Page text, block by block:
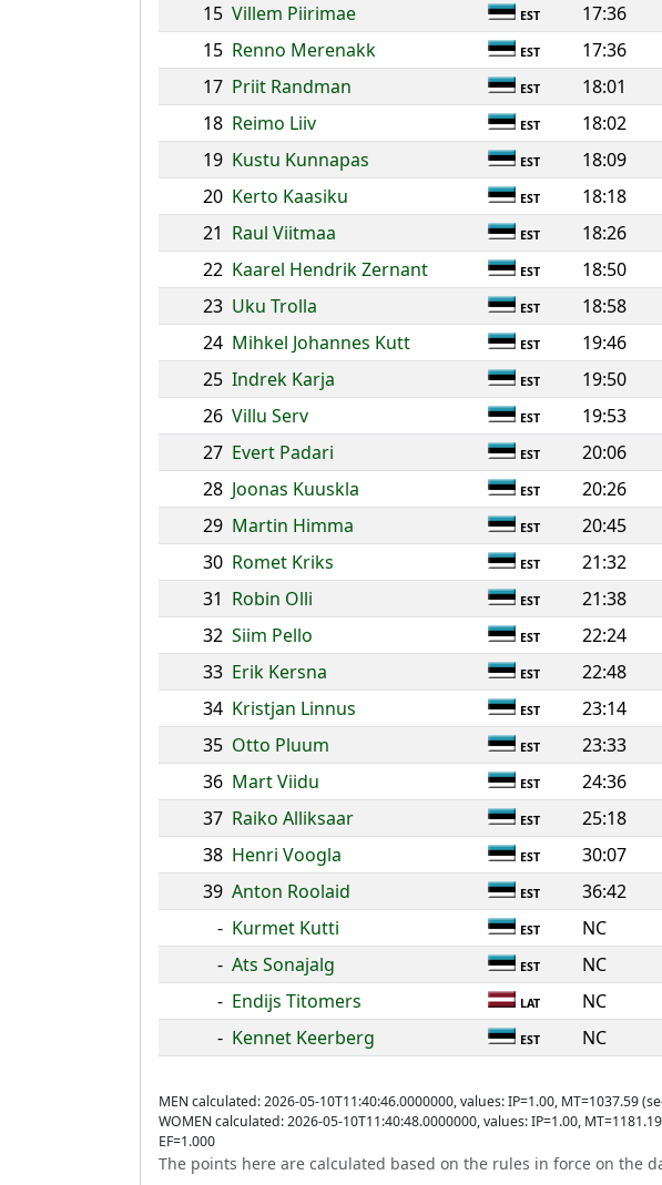
15 Villem Piirimae EST 17:36
15 Renno Merenakk EST 17:36
17 Priit Randman EST 18:01
18 Reimo Liiv EST 18:02
19 Kustu Kunnapas EST 18:09
20 Kerto Kaasiku EST 18:18
21 Raul Viitmaa EST 18:26
22 Kaarel Hendrik Zernant EST 18:50
23 Uku Trolla EST 18:58
24 Mihkel Johannes Kutt EST 19:46
25 Indrek Karja EST 19:50
26 Villu Serv EST 19:53
27 Evert Padari EST 20:06
28 Joonas Kuuskla EST 20:26
29 Martin Himma EST 20:45
30 Romet Kriks EST 21:32
31 Robin Olli EST 21:38
32 Siim Pello EST 22:24
33 Erik Kersna EST 22:48
34 Kristjan Linnus EST 23:14
35 Otto Pluum EST 23:33
36 Mart Viidu EST 24:36
37 Raiko Alliksaar EST 25:18
38 Henri Voogla EST 30:07
39 Anton Roolaid EST 36:42
- Kurmet Kutti EST NC
- Ats Sonajalg EST NC
- Endijs Titomers LAT NC
- Kennet Keerberg EST NC
MEN calculated: 2026-05-10T11:40:46.0000000, values: IP=1.00, MT=1037.59
WOMEN calculated: 2026-05-10T11:40:48.0000000, values: IP=1.00,
EF=1.000
The points here are calculated based on the rules in force on the